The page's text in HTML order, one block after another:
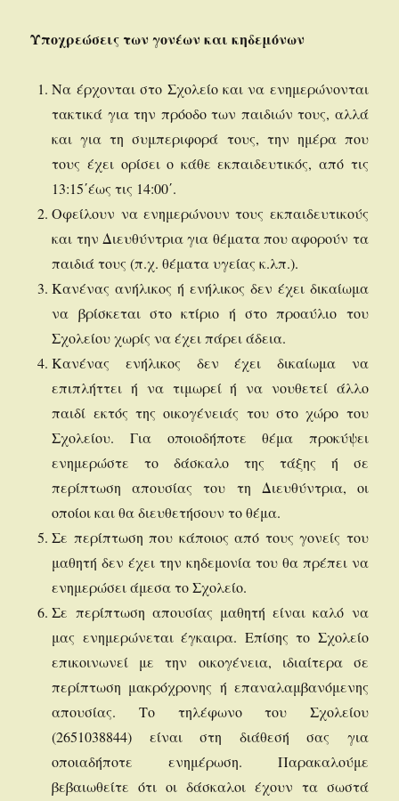
Υποχρεώσεις των γονέων και κηδεμόνων
Να έρχονται στο Σχολείο και να ενημερώνονται
τακτικά για την πρόοδο των παιδιών τους, αλλά
και για τη συμπεριφορά τους, την ημέρα που
τους έχει ορίσει ο κάθε εκπαιδευτικός, από τις
13:15΄έως τις 14:00΄.
Οφείλουν να ενημερώνουν τους εκπαιδευτικούς
και την Διευθύντρια για θέματα που αφορούν τα
παιδιά τους (π.χ. θέματα υγείας κ.λπ.).
Κανένας ανήλικος ή ενήλικος δεν έχει δικαίωμα
να βρίσκεται στο κτίριο ή στο προαύλιο του
Σχολείου χωρίς να έχει πάρει άδεια.
Κανένας ενήλικος δεν έχει δικαίωμα να
επιπλήττει ή να τιμωρεί ή να νουθετεί άλλο
παιδί εκτός της οικογένειάς του στο χώρο του
Σχολείου. Για οποιοδήποτε θέμα προκύψει
ενημερώστε το δάσκαλο της τάξης ή σε
περίπτωση απουσίας του τη Διευθύντρια, οι
οποίοι και θα διευθετήσουν το θέμα.
Σε περίπτωση που κάποιος από τους γονείς του
μαθητή δεν έχει την κηδεμονία του θα πρέπει να
ενημερώσει άμεσα το Σχολείο.
Σε περίπτωση απουσίας μαθητή είναι καλό να
μας ενημερώνεται έγκαιρα. Επίσης το Σχολείο
επικοινωνεί με την οικογένεια, ιδιαίτερα σε
περίπτωση μακρόχρονης ή επαναλαμβανόμενης
απουσίας. Το τηλέφωνο του Σχολείου
(2651038844) είναι στη διάθεσή σας για
οποιαδήποτε ενημέρωση. Παρακαλούμε
βεβαιωθείτε ότι οι δάσκαλοι έχουν τα σωστά